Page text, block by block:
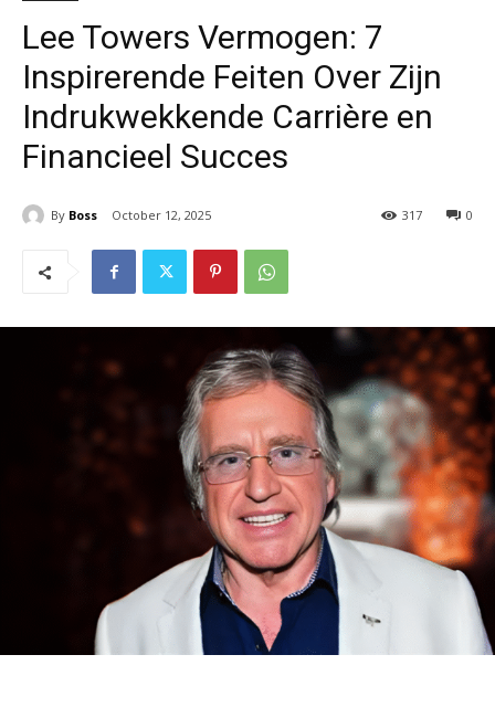
Lee Towers Vermogen: 7
Inspirerende Feiten Over Zijn
Indrukwekkende Carrière en
Financieel Succes
By Boss October 12, 2025 0
317